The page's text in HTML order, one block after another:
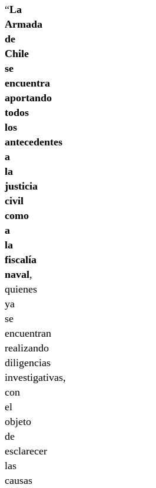
“La
Armada
de
Chile
se
encuentra
aportando
todos
los
antecedentes
a
la
justicia
civil
como
a
la
fiscalía
naval,
quienes
ya
se
encuentran
realizando
diligencias
investigativas,
con
el
objeto
de
esclarecer
las
causas